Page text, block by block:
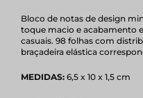
Bloco de notas de design
toque macio e acabamento
casuais. 98 folhas com
braçadeira elástica
MEDIDAS: 6,5 x 10 x 1,5 cm